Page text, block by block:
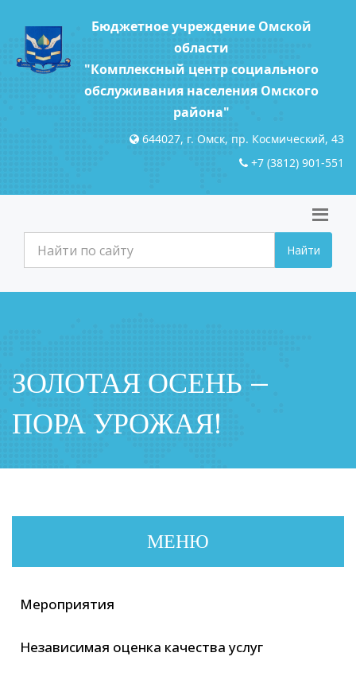
Бюджетное учреждение Омской
области
"Комплексный центр социального
обслуживания населения Омского
района"
644027, г. Омск, пр. Космический, 43
+7 (3812) 901-551
Найти
ЗОЛОТАЯ ОСЕНЬ –
ПОРА УРОЖАЯ!
МЕНЮ
Мероприятия
Независимая оценка качества услуг